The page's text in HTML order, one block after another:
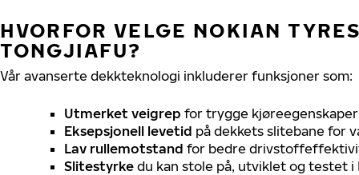
HVORFOR VELGE NOKIAN
TONGJIAFU?
Vår avanserte dekkteknologi inkluderer funksjoner som:
Utmerket veigrep for trygge
Eksepsjonell levetid på dekkets slitebane for
Lav rullemotstand for bedre
Slitestyrke du kan stole på, utviklet og testet i